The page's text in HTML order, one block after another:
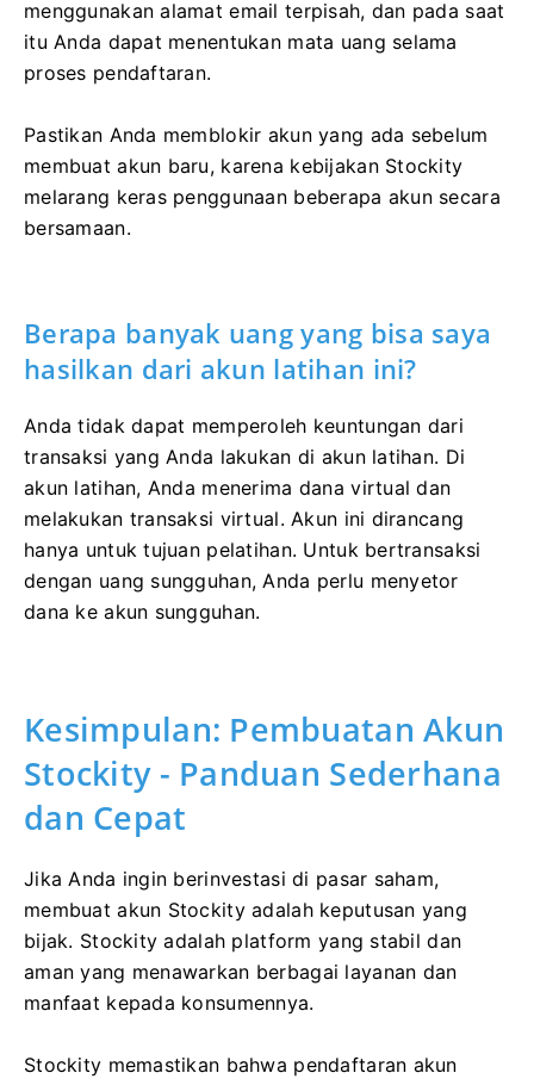
menggunakan alamat email terpisah, dan pada saat
itu Anda dapat menentukan mata uang selama
proses pendaftaran.
Pastikan Anda memblokir akun yang ada sebelum
membuat akun baru, karena kebijakan Stockity
melarang keras penggunaan beberapa akun secara
bersamaan.
Berapa banyak uang yang bisa saya
hasilkan dari akun latihan ini?
Anda tidak dapat memperoleh keuntungan dari
transaksi yang Anda lakukan di akun latihan. Di
akun latihan, Anda menerima dana virtual dan
melakukan transaksi virtual. Akun ini dirancang
hanya untuk tujuan pelatihan. Untuk bertransaksi
dengan uang sungguhan, Anda perlu menyetor
dana ke akun sungguhan.
Kesimpulan: Pembuatan Akun
Stockity - Panduan Sederhana
dan Cepat
Jika Anda ingin berinvestasi di pasar saham,
membuat akun Stockity adalah keputusan yang
bijak. Stockity adalah platform yang stabil dan
aman yang menawarkan berbagai layanan dan
manfaat kepada konsumennya.
Stockity memastikan bahwa pendaftaran akun